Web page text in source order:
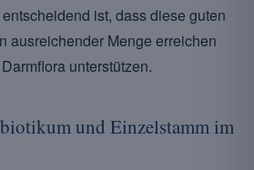
ist, dass diese guten
ausreichender Menge erreichen
unterstützen.
und Einzelstamm im